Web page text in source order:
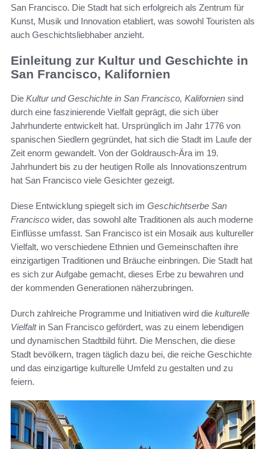
San Francisco. Die Stadt hat sich erfolgreich als Zentrum für
Kunst, Musik und Innovation etabliert, was sowohl Touristen als
auch Geschichtsliebhaber anzieht.
Einleitung zur Kultur und Geschichte in
San Francisco, Kalifornien
Die Kultur und Geschichte in San Francisco, Kalifornien sind
durch eine faszinierende Vielfalt geprägt, die sich über
Jahrhunderte entwickelt hat. Ursprünglich im Jahr 1776 von
spanischen Siedlern gegründet, hat sich die Stadt im Laufe der
Zeit enorm gewandelt. Von der Goldrausch-Ära im 19.
Jahrhundert bis zu der heutigen Rolle als Innovationszentrum
hat San Francisco viele Gesichter gezeigt.
Diese Entwicklung spiegelt sich im Geschichtserbe San
Francisco wider, das sowohl alte Traditionen als auch moderne
Einflüsse umfasst. San Francisco ist ein Mosaik aus kultureller
Vielfalt, wo verschiedene Ethnien und Gemeinschaften ihre
einzigartigen Traditionen und Bräuche einbringen. Die Stadt hat
es sich zur Aufgabe gemacht, dieses Erbe zu bewahren und
der kommenden Generationen näherzubringen.
Durch zahlreiche Programme und Initiativen wird die kulturelle
Vielfaltin San Francisco gefördert, was zu einem lebendigen
und dynamischen Stadtbild führt. Die Menschen, die diese
Stadt bevölkern, tragen täglich dazu bei, die reiche Geschichte
und das einzigartige kulturelle Umfeld zu gestalten und zu
feiern.